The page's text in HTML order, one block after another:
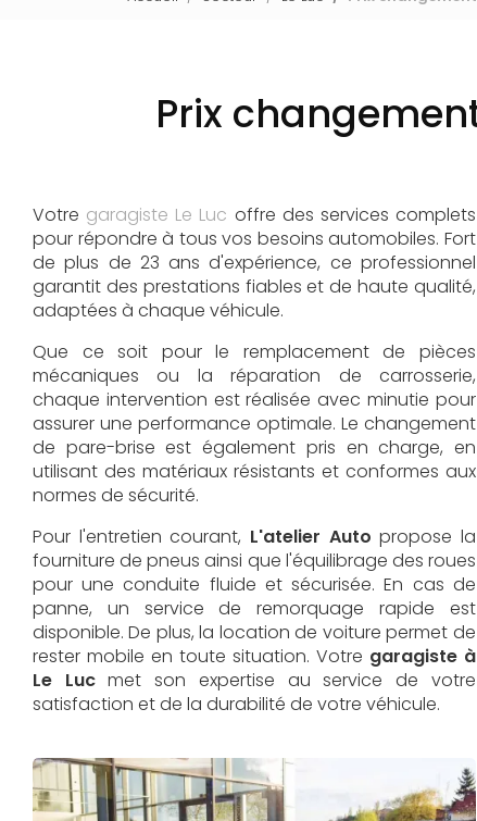
Prix
Votre garagiste Le Luc offre des services complets
pour répondre à tous vos besoins automobiles. Fort
de plus de 23 ans d'expérience, ce professionnel
garantit des prestations fiables et de haute qualité,
adaptées à chaque véhicule.
Que ce soit pour le remplacement de pièces
mécaniques ou la réparation de carrosserie,
chaque intervention est réalisée avec minutie pour
assurer une performance optimale. Le changement
de pare-brise est également pris en charge, en
utilisant des matériaux résistants et conformes aux
normes de sécurité.
Pour l'entretien courant, L'atelier Auto propose la
fourniture de pneus ainsi que l'équilibrage des roues
pour une conduite fluide et sécurisée. En cas de
panne, un service de remorquage rapide est
disponible. De plus, la location de voiture permet de
rester mobile en toute situation. Votre garagiste à
Le Lucmet son expertise au service de votre
satisfaction et de la durabilité de votre véhicule.